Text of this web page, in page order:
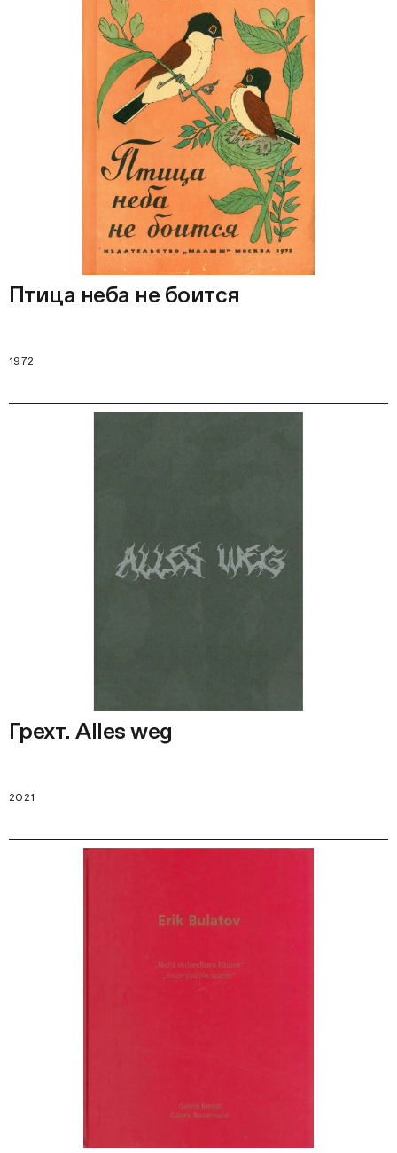
Птица неба не боится
1972
Грехт. Alles weg
2021